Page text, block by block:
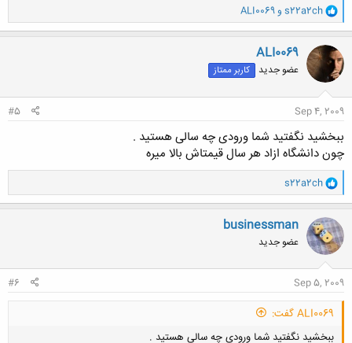
و
ا
ک
ن
ش
ه
ا
s22a2ch وALI0069
ALI0069
عضو جدید کاربر ممتاز
Sep 4, 2009
#5
ببخشید نگفتید شما ورودی چه سالی هستید .
چون دانشگاه ازاد هر سال قیمتاش بالا میره
و
ا
ک
ن
ش
ه
ا
s22a2ch
businessman
عضو جدید
Sep 5, 2009
#6
ALI0069 گفت:
ببخشید نگفتید شما ورودی چه سالی هستید .